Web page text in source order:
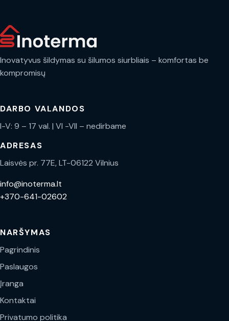
Inovatyvus šildymas su šilumos siurbliais – komfortas be
kompromisų
DARBO VALANDOS
I-V: 9 – 17 val. | VI -VII – nedirbame
ADRESAS
Laisvės pr. 77E, LT-06122 Vilnius
info@inoterma.lt
+370-641-02602
NARŠYMAS
Pagrindinis
Paslaugos
Įranga
Kontaktai
Privatumo politika